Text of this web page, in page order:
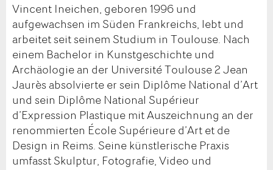
Vincent Ineichen, geboren 1996 und
aufgewachsen im Süden Frankreichs, lebt und
arbeitet seit seinem Studium in Toulouse. Nach
einem Bachelor in Kunstgeschichte und
Archäologie an der Université Toulouse 2 Jean
Jaurès absolvierte er sein Diplôme National d’Art
und sein Diplôme National Supérieur
d’Expression Plastique mit Auszeichnung an der
renommierten École Supérieure d’Art et de
Design in Reims. Seine künstlerische Praxis
umfasst Skulptur, Fotografie, Video und